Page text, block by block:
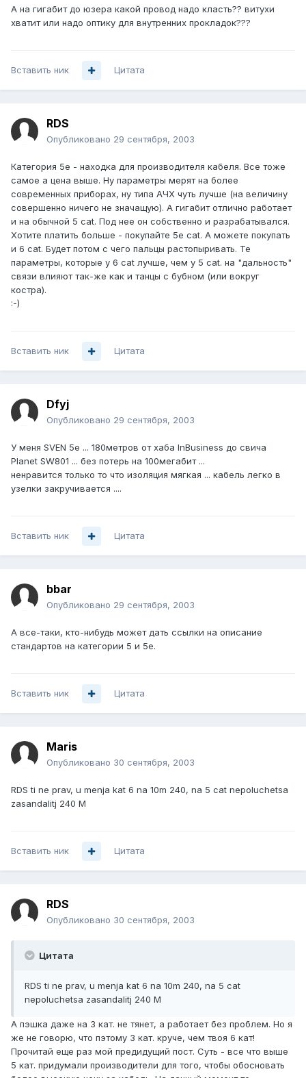
А на гигабит до юзера какой провод надо класть?? витухи
хватит или надо оптику для внутренних прокладок???
Вставить ник Цитата
RDS
Опубликовано 29 сентября, 2003
Категория 5e - находка для производителя кабеля. Все тоже
самое а цена выше. Ну параметры мерят на более
современных приборах, ну типа АЧХ чуть лучше (на величину
совершенно ничего не значащую). А гигабит отлично работает
и на обычной 5 cat. Под нее он собственно и разрабатывался.
Хотите платить больше - покупайте 5е cat. А можете покупать
и 6 cat. Будет потом с чего пальцы растопыривать. Те
параметры, которые у 6 cat лучше, чем у 5 cat. на "дальность"
связи влияют так-же как и танцы с бубном (или вокруг
костра).
:-)
Вставить ник Цитата
Dfyj
Опубликовано 29 сентября, 2003
У меня SVEN 5e ... 180метров от хаба InBusiness до свича
Planet SW801 ... без потерь на 100мегабит ...
ненравится только то что изоляция мягкая ... кабель легко в
узелки закручивается ....
Вставить ник Цитата
bbar
Опубликовано 29 сентября, 2003
А все-таки, кто-нибудь может дать ссылки на описание
стандартов на категории 5 и 5e.
Вставить ник Цитата
Maris
Опубликовано 30 сентября, 2003
RDS ti ne prav, u menja kat 6 na 10m 240, na 5 cat nepoluchetsa
zasandalitj 240 M
Вставить ник Цитата
RDS
Опубликовано 30 сентября, 2003
Цитата
RDS ti ne prav, u menja kat 6 na 10m 240, na 5 cat
nepoluchetsa zasandalitj 240 M
А пэшка даже на 3 кат. не тянет, а работает без проблем. Но я
же не говорю, что пэтому 3 кат. круче, чем твоя 6 кат!
Прочитай еще раз мой предидущий пост. Суть - все что выше
5 кат. придумали производители для того, чтобы обосновать